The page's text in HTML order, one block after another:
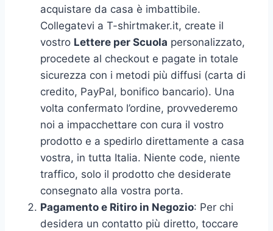
acquistare da casa è imbattibile.
Collegatevi a T-shirtmaker.it, create il
vostro Lettere per Scuola personalizzato,
procedete al checkout e pagate in totale
sicurezza con i metodi più diffusi (carta di
credito, PayPal, bonifico bancario). Una
volta confermato l’ordine, provvederemo
noi a impacchettare con cura il vostro
prodotto e a spedirlo direttamente a casa
vostra, in tutta Italia. Niente code, niente
traffico, solo il prodotto che desiderate
consegnato alla vostra porta.
Pagamento e Ritiro in Negozio: Per chi
desidera un contatto più diretto, toccare